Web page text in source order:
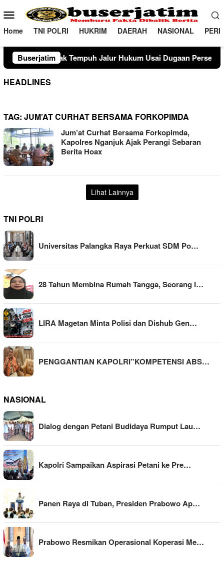
ke
konten
Menu
Mobile
Home TNI POLRI HUKRIM DAERAH NASIONAL
Buserjatim
Jalur Hukum Usai Dugaan Perselingkuhan Suami di
HEADLINES
TAG: JUM’AT CURHAT BERSAMA FORKOPIMDA
Jum’at Curhat Bersama Forkopimda,
Kapolres Nganjuk Ajak Perangi Sebaran
Berita Hoax
Lihat Lainnya
TNI POLRI
Universitas Palangka Raya Perkuat SDM Po…
28 Tahun Membina Rumah Tangga, Seorang I…
LIRA Magetan Minta Polisi dan Dishub Gen…
PENGGANTIAN KAPOLRI”KOMPETENSI ABS…
NASIONAL
Dialog dengan Petani Budidaya Rumput Lau…
Kapolri Sampaikan Aspirasi Petani ke Pre…
Panen Raya di Tuban, Presiden Prabowo Ap…
Prabowo Resmikan Operasional Koperasi Me…